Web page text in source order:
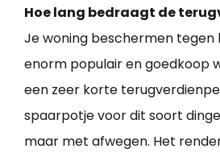
Hoe lang bedraagt de
Je woning beschermen tegen
enorm populair en goedkoop
een zeer korte
spaarpotje voor dit soort
maar met afwegen. Het